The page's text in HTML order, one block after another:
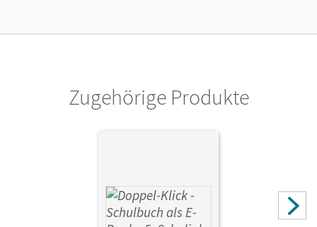
ein Jahr lang ergänzend zum Print-Titel nutzen möchten.
Cornelsen Verlag
Theuer, Stephan; Ekemen, Sule; Hergesell, Dirk; Briem, Filiz;
Krull, Renate; Deters, Ulrich; Placzek, Katrin; Bentin,
Zugehörige Produkte